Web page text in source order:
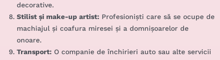
decorative.
Stilist și make-up artist: Profesioniști care să se ocupe de
machiajul și coafura miresei și a domnișoarelor de
onoare.
Transport: O companie de închirieri auto sau alte servicii